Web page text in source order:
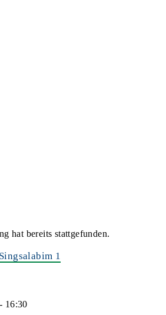
hat bereits stattgefunden.
Singsalabim 1
- 16:30